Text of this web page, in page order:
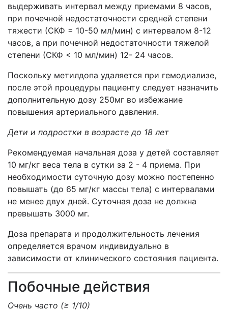
выдерживать интервал между приемами 8 часов,
при почечной недостаточности средней степени
тяжести (СКФ = 10-50 мл/мин) с интервалом 8-12
часов, а при почечной недостаточности тяжелой
степени (СКФ < 10 мл/мин) 12- 24 часов.
Поскольку метилдопа удаляется при гемодиализе,
после этой процедуры пациенту следует назначить
дополнительную дозу 250мг во избежание
повышения артериального давления.
Дети и подростки в возрасте до 18 лет
Рекомендуемая начальная доза у детей составляет
10 мг/кг веса тела в сутки за 2 - 4 приема. При
необходимости суточную дозу можно постепенно
повышать (до 65 мг/кг массы тела) с интервалами
не менее двух дней. Суточная доза не должна
превышать 3000 мг.
Доза препарата и продолжительность лечения
определяется врачом индивидуально в
зависимости от клинического состояния пациента.
Побочные действия
Очень часто (≥ 1/10)